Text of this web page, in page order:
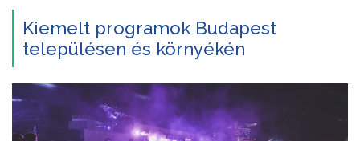
Kiemelt programok Budapest
településen és környékén